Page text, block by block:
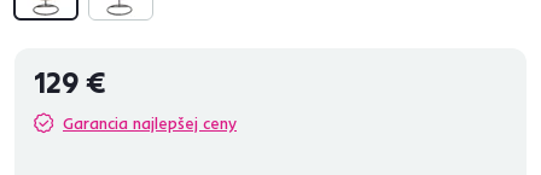
129 €
Garancia najlepšej ceny